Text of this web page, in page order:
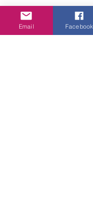
Email Facebook